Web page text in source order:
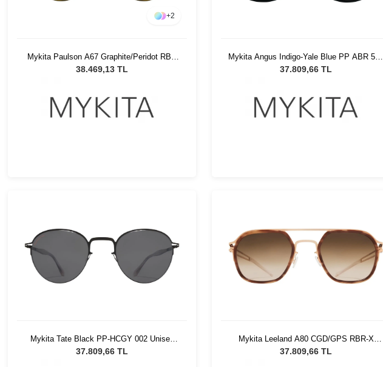
+2
Mykita Paulson A67 Graphite/Peridot RBR
Unisex Güneş Gözlüğü
38.469,13 TL
Mykita Angus Indigo-Yale Blue PP ABR 514
Unisex Güneş Gözlüğü
37.809,66 TL
Mykita Tate Black PP-HCGY 002 Unisex
Güneş Gözlüğü
37.809,66 TL
Mykita Leeland A80 CGD/GPS RBR-X
Unisex Güneş Gözlüğü
37.809,66 TL